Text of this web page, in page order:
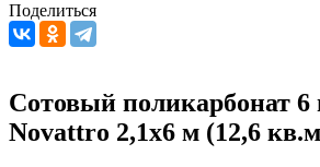
Поделиться
Сотовый поликарбонат
Novattro 2,1х6 м (12,6